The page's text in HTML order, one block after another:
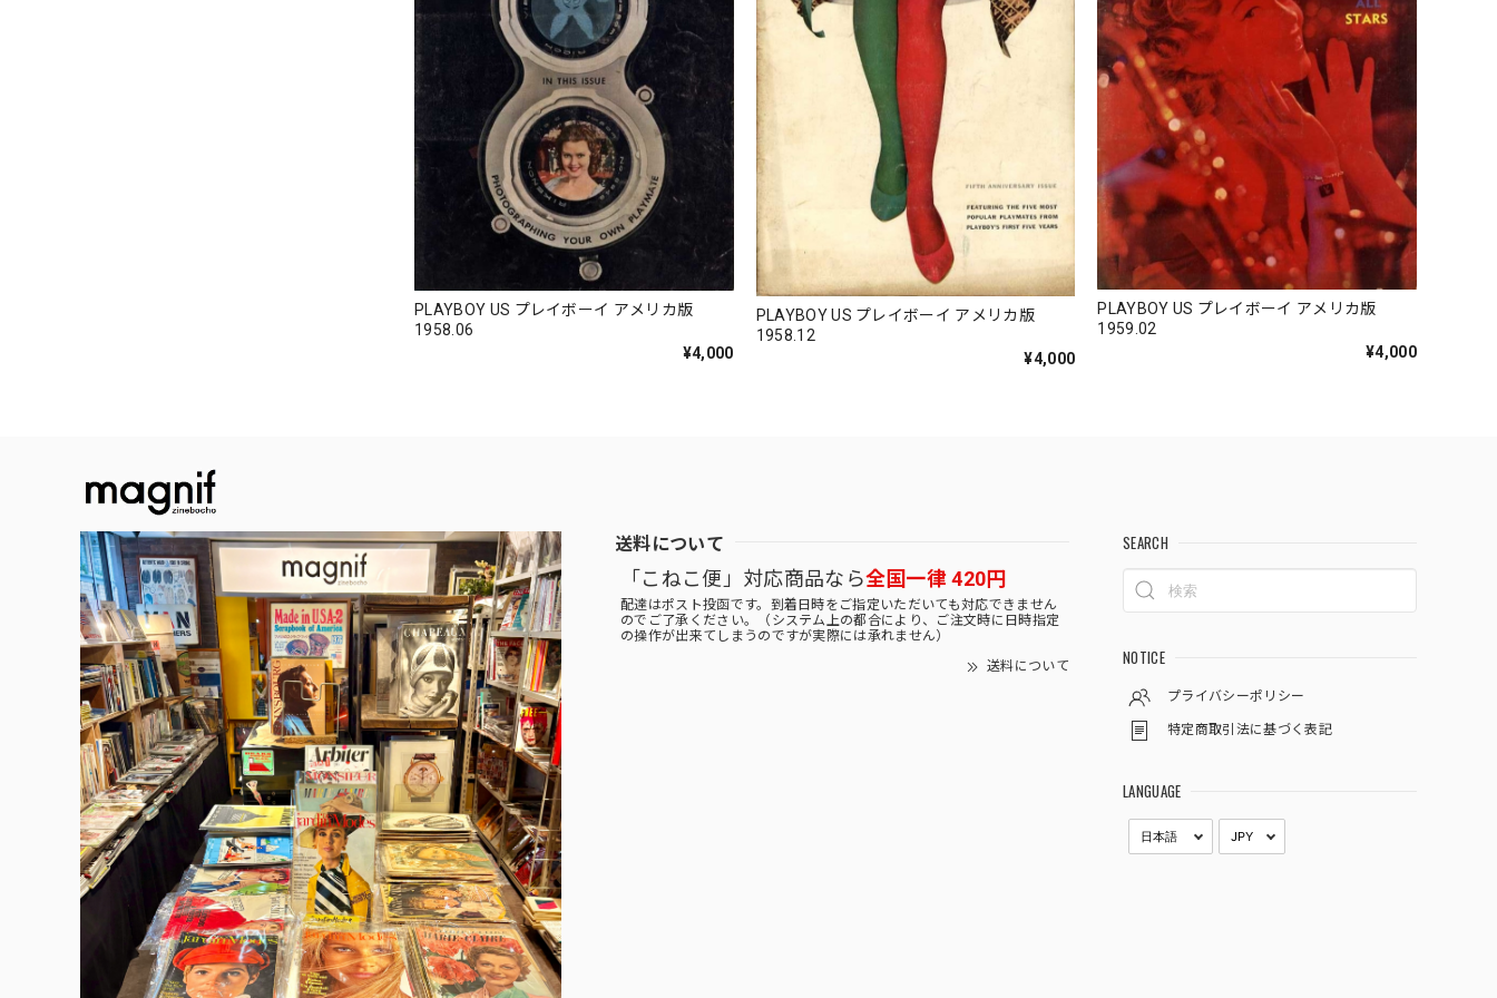
PLAYBOY US プレイボーイ アメリカ版
1958.06
¥4,000
PLAYBOY US プレイボーイ アメリカ版
1958.12
¥4,000
PLAYBOY US プレイボーイ アメリカ版
1959.02
¥4,000
送料について
「こねこ便」対応商品なら全国一律 420円
配達はポスト投函です。到着日時をご指定いただいても対応できません
のでご了承ください。（システム上の都合により、ご注文時に日時指定
の操作が出来てしまうのですが実際には承れません）
送料について
SEARCH
NOTICE
プライバシーポリシー
特定商取引法に基づく表記
LANGUAGE